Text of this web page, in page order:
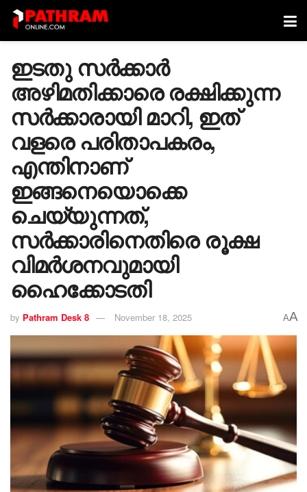
ഇടതു സര്‍ക്കാര്‍
അഴിമതിക്കാരെ രക്ഷിക്കുന്ന
സര്‍ക്കാരായി മാറി, ഇത്
വളരെ പരിതാപകരം,
എന്തിനാണ്
ഇങ്ങനെയൊക്കെ
ചെയ്യുന്നത്,
സര്‍ക്കാരിനെതിരെ രൂക്ഷ
വിമര്‍ശനവുമായി
ഹൈക്കോടതി
by Pathram Desk 8 November 18, 2025 AA